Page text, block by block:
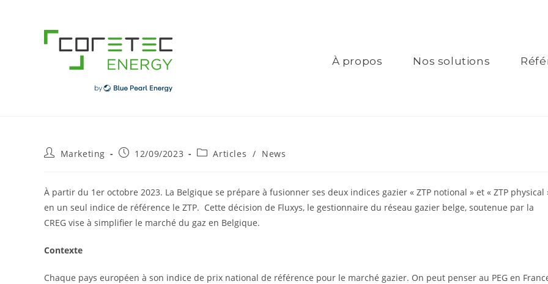
À propos Nos solutions
PostMarketing
Post12/09/2023
PostArticles / News
À partir du 1er octobre 2023. La Belgique se prépare à fusionner ses deux indices gazier « ZTP notional » et « ZTP physical
en un seul indice de référence le ZTP. Cette décision de Fluxys, le gestionnaire du réseau gazier belge, soutenue par la
CREG vise à simplifier le marché du gaz en Belgique.
Contexte
Chaque pays européen à son indice de prix national de référence pour le marché gazier. On peut penser au PEG en